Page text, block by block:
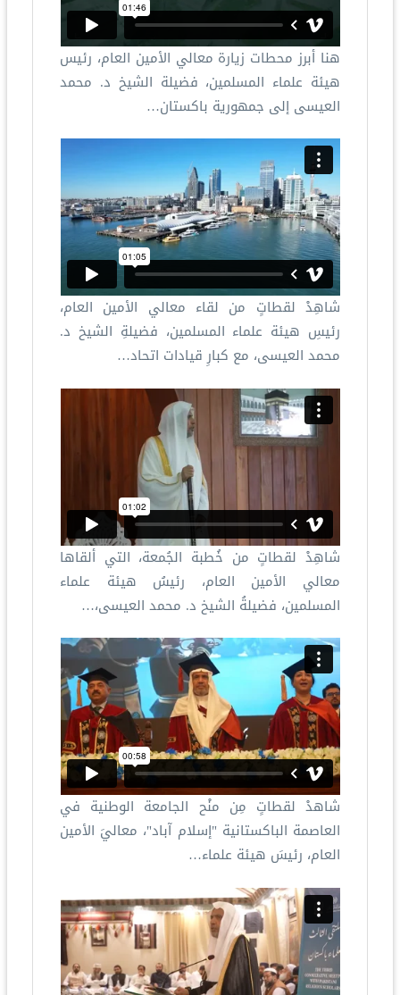
هنا أبرز محطات زيارة معالي الأمين العام، رئيس
هيئة علماء المسلمين، فضيلة الشيخ د.⁧ محمد
العيسى⁩ إلى جمهورية باكستان…
شاهِدْ لقطاتٍ من لقاء معالي الأمين العام،
رئيسِ هيئة علماء المسلمين، فضيلةِ الشيخ د.
محمد العيسى، مع كبارِ قيادات اتحاد…
شاهِدْ لقطاتٍ من خُطبة الجُمعة، التي ألقاها
معالي الأمين العام، رئيسُ هيئة علماء
المسلمين، فضيلةُ الشيخ د. محمد العيسى،…
شاهدْ لقطاتٍ مِن منْح الجامعة الوطنية في
العاصمة الباكستانية "إسلام آباد"، معاليَ الأمين
العام، رئيسَ هيئة علماء…